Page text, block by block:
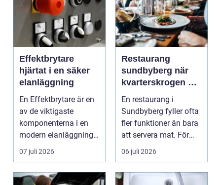
Effektbrytare
hjärtat i en säker
elanläggning
En Effektbrytare är en
av de viktigaste
komponenterna i en
modern elanläggning.
Den skyddar
människo...
07 juli 2026
Restaurang
sundbyberg när
kvarterskrogen blir
vardagsrum
En restaurang i
Sundbyberg fyller ofta
fler funktioner än bara
att servera mat. För
många blir den s...
06 juli 2026